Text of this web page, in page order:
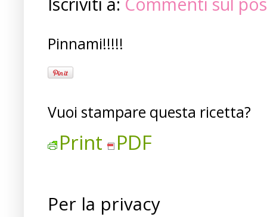
Pinnami!!!!!
Vuoi stampare questa ricetta?
Print PDF
Per la privacy